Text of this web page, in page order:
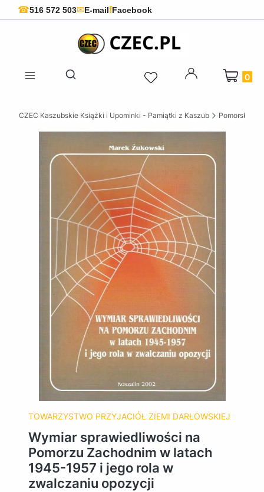
☎516 572 503✉E-mailfFacebook
Otwórz wyszukiwarkę
Produkty
CZEC Kaszubskie Książki i Upominki - Pamiątki z Kaszub Pomorskie
TOWARZYSTWO PRZYJACIÓŁ ZIEMI DARŁOWSKIEJ
Wymiar sprawiedliwości na
Pomorzu Zachodnim w latach
1945-1957 i jego rola w
zwalczaniu opozycji